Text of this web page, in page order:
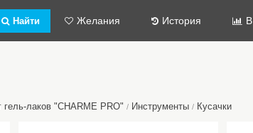
Найти Желания История
гель-лаков "CHARME PRO" / Инструменты / Кусачки